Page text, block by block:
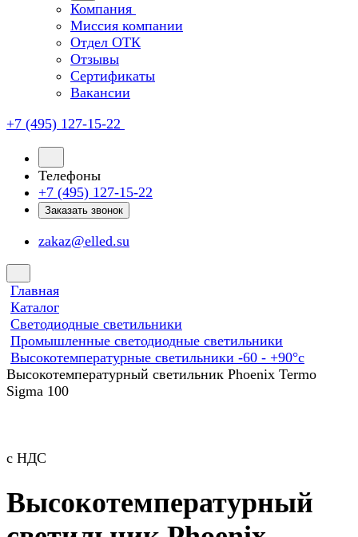
Компания
Миссия компании
Отдел ОТК
Отзывы
Сертификаты
Вакансии
+7 (495) 127-15-22
Телефоны
+7 (495) 127-15-22
Заказать звонок
zakaz@elled.su
Главная
Каталог
Светодиодные светильники
Промышленные светодиодные светильники
Высокотемпературные светильники -60 - +90°с
Высокотемпературный светильник Phoenix Termo
Sigma 100
с НДС
Высокотемпературный